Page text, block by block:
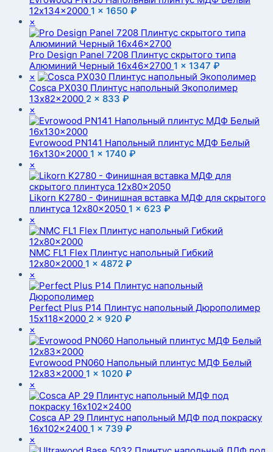
12x134x2000 1 × 1650 ₽
×
Pro Design Panel 7208 Плинтус скрытого типа
Алюминий Черный 16x46x2700 1 × 1347 ₽
×
Cosca PX030 Плинтус напольный Экополимер
13x82x2000 2 × 833 ₽
×
Evrowood PN141 Напольный плинтус МДФ Белый
16x130x2000 1 × 1740 ₽
×
Likorn K2780 - Финишная вставка МДФ для скрытого
плинтуса 12x80x2050 1 × 623 ₽
×
NMC FL1 Flex Плинтус напольный Гибкий
12x80x2000 1 × 4872 ₽
×
Perfect Plus P14 Плинтус напольный Дюрополимер
15x118x2000 2 × 920 ₽
×
Evrowood PN060 Напольный плинтус МДФ Белый
12x83x2000 1 × 1020 ₽
×
Cosca AP 29 Плинтус напольный МДФ под покраску
16x102x2400 1 × 739 ₽
×